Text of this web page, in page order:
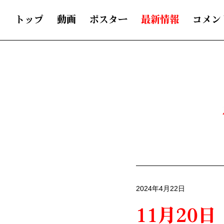
トップ 動画 ポスター 最新情報 コメン
2024年4月22日
11月20日